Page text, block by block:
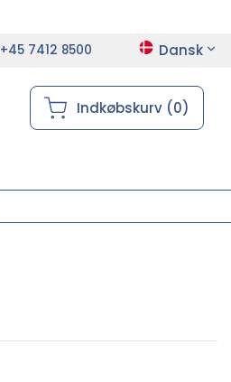
+45 7412 8500 Dansk
Indkøbskurv (0)